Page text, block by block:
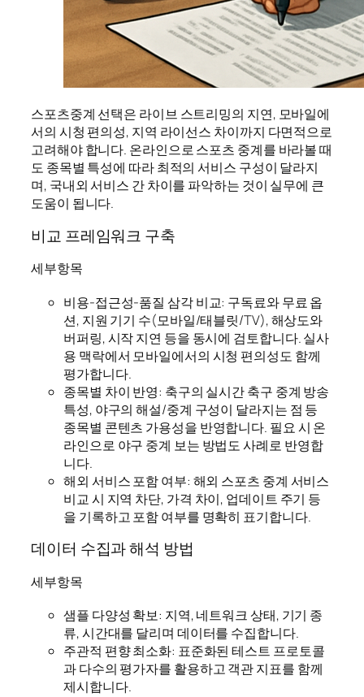
스포츠중계 선택은 라이브 스트리밍의 지연, 모바일에
서의 시청 편의성, 지역 라이선스 차이까지 다면적으로
고려해야 합니다. 온라인으로 스포츠 중계를 바라볼 때
도 종목별 특성에 따라 최적의 서비스 구성이 달라지
며, 국내외 서비스 간 차이를 파악하는 것이 실무에 큰
도움이 됩니다.
비교 프레임워크 구축
세부항목
비용-접근성-품질 삼각 비교: 구독료와 무료 옵
션, 지원 기기 수(모바일/태블릿/TV), 해상도와
버퍼링, 시작 지연 등을 동시에 검토합니다. 실사
용 맥락에서 모바일에서의 시청 편의성도 함께
평가합니다.
종목별 차이 반영: 축구의 실시간 축구 중계 방송
특성, 야구의 해설/중계 구성이 달라지는 점 등
종목별 콘텐츠 가용성을 반영합니다. 필요 시 온
라인으로 야구 중계 보는 방법도 사례로 반영합
니다.
해외 서비스 포함 여부: 해외 스포츠 중계 서비스
비교 시 지역 차단, 가격 차이, 업데이트 주기 등
을 기록하고 포함 여부를 명확히 표기합니다.
데이터 수집과 해석 방법
세부항목
샘플 다양성 확보: 지역, 네트워크 상태, 기기 종
류, 시간대를 달리며 데이터를 수집합니다.
주관적 편향 최소화: 표준화된 테스트 프로토콜
과 다수의 평가자를 활용하고 객관 지표를 함께
제시합니다.